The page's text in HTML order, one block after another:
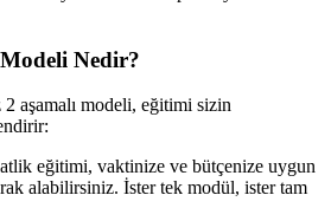
Nedir?
aşamalı modeli, eğitimi sizin
eğitimi, vaktinize ve bütçenize uygun
alabilirsiniz. İster tek modül, ister tam